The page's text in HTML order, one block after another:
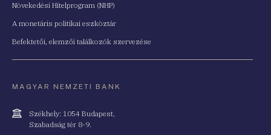
Növekedési Hitelprogram (NHP)
A monetáris politikai eszköztár
Befektetői, elemzői találkozók szervezése
MAGYAR NEMZETI BANK
Cím
Székhely: 1054 Budapest,
Szabadság tér 8-9.